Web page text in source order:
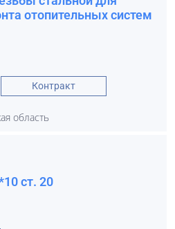
отопительных систем
Контракт
область
ст. 20